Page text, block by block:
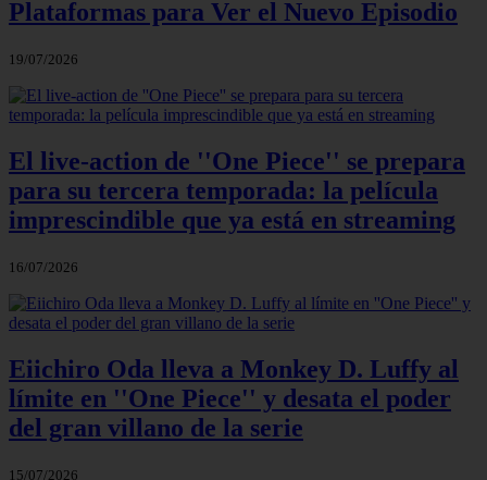
Plataformas para Ver el Nuevo Episodio
19/07/2026
El live-action de ''One Piece'' se prepara
para su tercera temporada: la película
imprescindible que ya está en streaming
16/07/2026
Eiichiro Oda lleva a Monkey D. Luffy al
límite en ''One Piece'' y desata el poder
del gran villano de la serie
15/07/2026